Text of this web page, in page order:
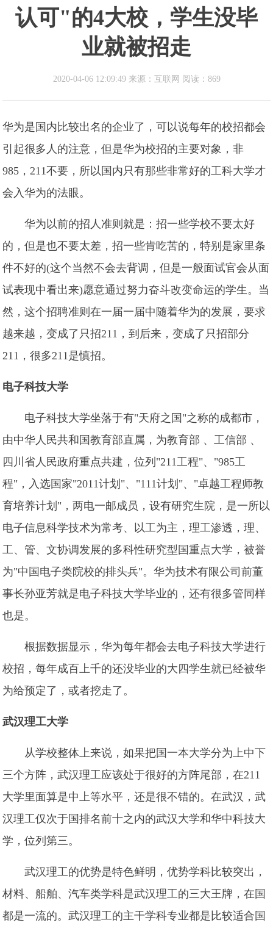
认可"的4大校，学生没毕
业就被招走
2020-04-06 12:09:49 来源：互联网 阅读：869
华为是国内比较出名的企业了，可以说每年的校招都会
引起很多人的注意，但是华为校招的主要对象，非
985，211不要，所以国内只有那些非常好的工科大学才
会入华为的法眼。
华为以前的招人准则就是：招一些学校不要太好
的，但是也不要太差，招一些肯吃苦的，特别是家里条
件不好的(这个当然不会去背调，但是一般面试官会从面
试表现中看出来)愿意通过努力奋斗改变命运的学生。当
然，这个招聘准则在一届一届中随着华为的发展，要求
越来越，变成了只招211，到后来，变成了只招部分
211，很多211是慎招。
电子科技大学
电子科技大学坐落于有"天府之国"之称的成都市，
由中华人民共和国教育部直属，为教育部 、工信部 、
四川省人民政府重点共建，位列"211工程"、"985工
程"，入选国家"2011计划"、"111计划"、"卓越工程师教
育培养计划"，两电一邮成员，设有研究生院，是一所以
电子信息科学技术为常考、以工为主，理工渗透，理、
工、管、文协调发展的多科性研究型国重点大学，被誉
为"中国电子类院校的排头兵"。华为技术有限公司前董
事长孙亚芳就是电子科技大学毕业的，还有很多管同样
也是。
根据数据显示，华为每年都会去电子科技大学进行
校招，每年成百上千的还没毕业的大四学生就已经被华
为给预定了，或者挖走了。
武汉理工大学
从学校整体上来说，如果把国一本大学分为上中下
三个方阵，武汉理工应该处于很好的方阵尾部，在211
大学里面算是中上等水平，还是很不错的。在武汉，武
汉理工仅次于国排名前十之内的武汉大学和华中科技大
学，位列第三。
武汉理工的优势是特色鲜明，优势学科比较突出，
材料、船舶、汽车类学科是武汉理工的三大王牌，在国
都是一流的。武汉理工的主干学科专业都是比较适合国